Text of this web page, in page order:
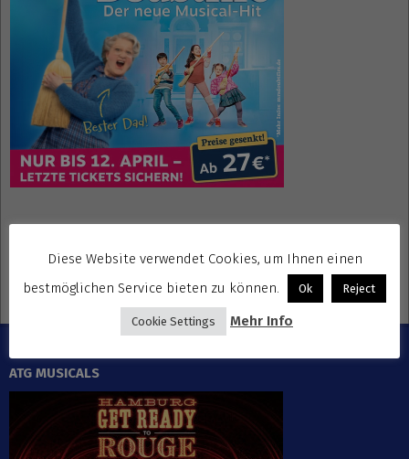
ATG MUSICALS
Diese Website verwendet Cookies, um Ihnen einen
bestmöglichen Service bieten zu können.
Ok Reject
Cookie Settings Mehr Info